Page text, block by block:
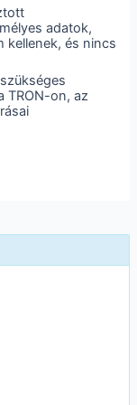
adatok,
kellenek, és nincs
TRON-on, az